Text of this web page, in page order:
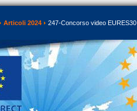
Articoli 2024 247-Concorso video EURES30